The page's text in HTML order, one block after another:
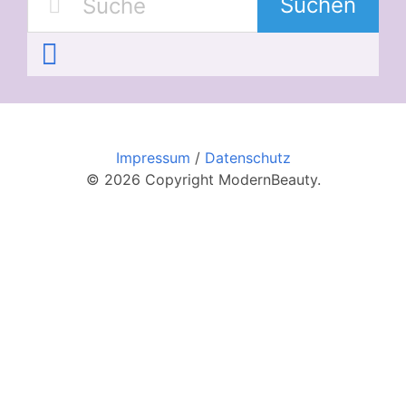
Impressum / Datenschutz
© 2026 Copyright ModernBeauty.